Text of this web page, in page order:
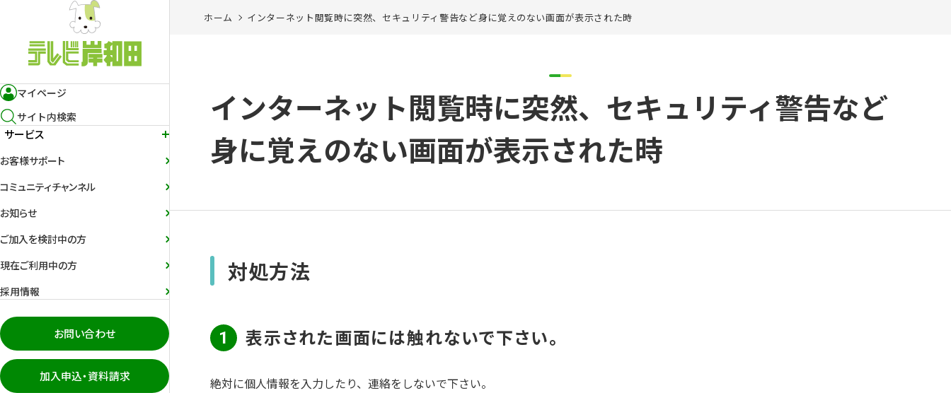
マイページ
サイト内検索
サービス
お客様サポート
コミュニティチャンネル
お知らせ
ご加入を検討中の方
現在ご利用中の方
採用情報
お問い合わせ
加入申込・資料請求
ホーム インターネット閲覧時に突然、セキュリティ警告など身に覚えのない画面が表示された時
インターネット閲覧時に突然、セキュリティ警告など
身に覚えのない画面が表示された時
対処方法
1 表示された画面には触れないで下さい。
絶対に個人情報を入力したり、連絡をしないで下さい。